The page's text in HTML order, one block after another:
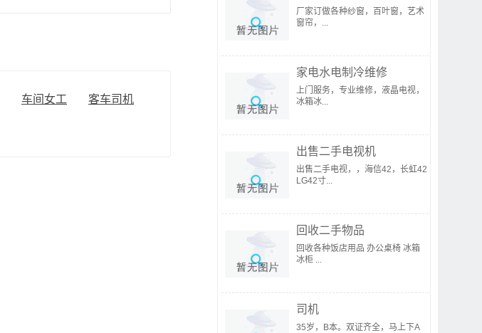
车间女工 客车司机
厂家订做各种纱窗，百叶窗，艺术
窗帘，...
家电水电制冷维修
上门服务，专业维修，液晶电视，
冰箱冰...
出售二手电视机
出售二手电视，，海信42，长虹42
LG42寸...
回收二手物品
回收各种饭店用品 办公桌椅 冰箱
冰柜 ...
司机
35岁，B本。双证齐全，马上下A